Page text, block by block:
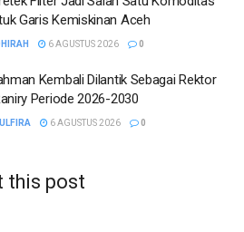
Garis Kemiskinan Aceh
6 AGUSTUS 2026 0
Kembali Dilantik Sebagai Rektor
Periode 2026-2030
6 AGUSTUS 2026 0
this post